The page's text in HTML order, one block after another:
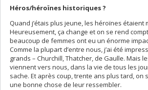
Héros/héroïnes historiques ?
Quand j’étais plus jeune, les héroïnes étaient
Heureusement, ça change et on se rend
beaucoup de femmes ont eu un énorme
Comme la plupart d’entre nous, j’ai été
grands – Churchill, Thatcher, de Gaulle. Mais
viennent vers nous, dans la vie de tous les
sache. Et après coup, trente ans plus tard, on
une bonne chose de leur ressembler.